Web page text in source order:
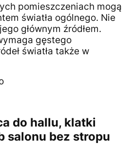
pomieszczeniach mogą
światła ogólnego. Nie
głównym źródłem.
gęstego
światła także w
do hallu, klatki
salonu bez stropu